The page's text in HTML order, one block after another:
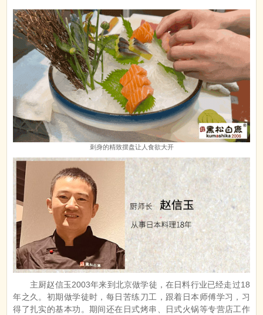
刺身的精致摆盘让人食欲大开
主厨赵信玉2003年来到北京做学徒，在日料行业已经走过18
年之久。初期做学徒时，每日苦练刀工，跟着日本师傅学习，习
得了扎实的基本功。期间还在日式烤串、日式火锅等专营店工作